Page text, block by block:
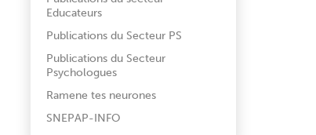
Educateurs
Publications du Secteur PS
Publications du Secteur
Psychologues
Ramene tes neurones
SNEPAP-INFO